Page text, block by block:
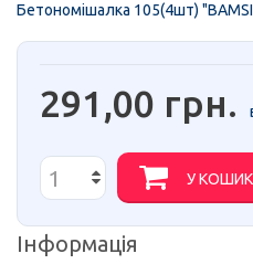
Бетономішалка 105(4шт)
291,00 грн.
У КОШИК
Інформація